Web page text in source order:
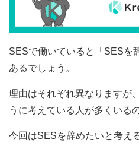
SESで働いていると「SESを
あるでしょう。
理由はそれぞれ異なりますが
うに考えている人が多くいる
今回はSESを辞めたいと考え